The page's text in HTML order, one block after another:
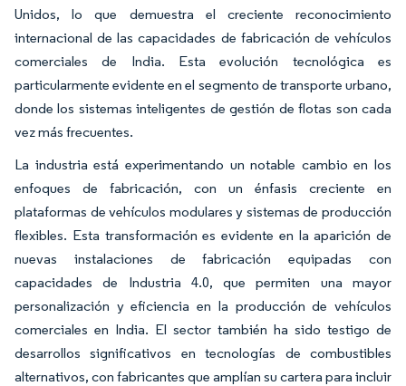
Unidos, lo que demuestra el creciente reconocimiento
internacional de las capacidades de fabricación de vehículos
comerciales de India. Esta evolución tecnológica es
particularmente evidente en el segmento de transporte urbano,
donde los sistemas inteligentes de gestión de flotas son cada
vez más frecuentes.
La industria está experimentando un notable cambio en los
enfoques de fabricación, con un énfasis creciente en
plataformas de vehículos modulares y sistemas de producción
flexibles. Esta transformación es evidente en la aparición de
nuevas instalaciones de fabricación equipadas con
capacidades de Industria 4.0, que permiten una mayor
personalización y eficiencia en la producción de vehículos
comerciales en India. El sector también ha sido testigo de
desarrollos significativos en tecnologías de combustibles
alternativos, con fabricantes que amplían su cartera para incluir